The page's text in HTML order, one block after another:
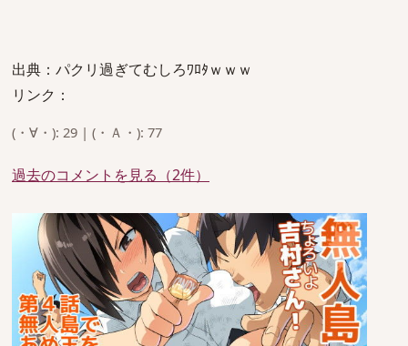
出典：パクリ過ぎてむしろﾜﾛﾀｗｗｗ
リンク：
(・∀・): 29 | (・Ａ・): 77
過去のコメントを見る（2件）